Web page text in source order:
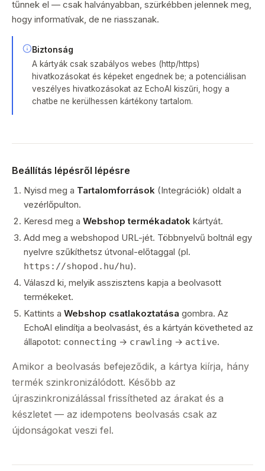
tűnnek el — csak halványabban, szürkébben jelennek meg,
hogy informatívak, de ne riasszanak.
Biztonság
A kártyák csak szabályos webes (http/https)
hivatkozásokat és képeket engednek be; a potenciálisan
veszélyes hivatkozásokat az EchoAI kiszűri, hogy a
chatbe ne kerülhessen kártékony tartalom.
Beállítás lépésről lépésre
Nyisd meg a Tartalomforrások (Integrációk) oldalt a
vezérlőpulton.
Keresd meg a Webshop termékadatok kártyát.
Add meg a webshopod URL-jét. Többnyelvű boltnál egy
nyelvre szűkíthetsz útvonal-előtaggal (pl.
https://shopod.hu/hu).
Válaszd ki, melyik asszisztens kapja a beolvasott
termékeket.
Kattints a Webshop csatlakoztatása gombra. Az
EchoAI elindítja a beolvasást, és a kártyán követheted az
állapotot: connecting → crawling → active.
Amikor a beolvasás befejeződik, a kártya kiírja, hány
termék szinkronizálódott. Később az
újraszinkronizálással frissítheted az árakat és a
készletet — az idempotens beolvasás csak az
újdonságokat veszi fel.